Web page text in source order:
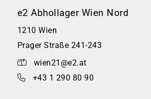
e2 Abhollager Wien Nord
1210 Wien
Prager Straße 241-243
wien21@e2.at
+43 1 290 80 90